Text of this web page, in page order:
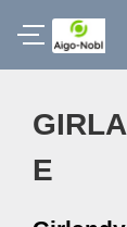
E